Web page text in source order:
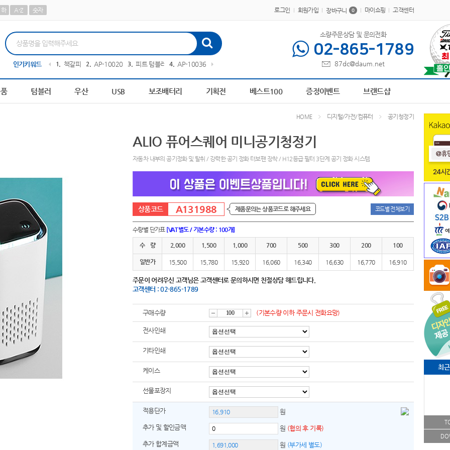
하 A-Z 숫자 로그인 회원가입 장바구니 0 마이쇼핑 고객센터
인기키워드
10 AP-100242 1 책갈피 2 AP-100209 3 피트 텀블러 4 AP-100364 5 파스텔 칫솔 8 AP-1004139 담요 AP-1002421
소량주문상담 및 문의전화
02-865-1789
87dc@daum.net
텀블러 우산 USB 보조배터리 기획전 베스트100 증정이벤트 브랜드샵
최
HOME 디지털/가전/컴퓨터 공기청정기
ALIO 퓨어스퀘어 미니공기청정기
자동차 내부의 공기정화 및 탈취 / 강력한 공기 정화 터보팬 장착 / H12등급 필터 3단계 공기 정화 시스템
A131988 제품문의는 상품코드로 해주세요 코드별 전체보기
수량별 단가표 [VAT별도 / 기본수량 : 100개]
수 량 2,000 1,500 1,000 700 500 300 200 100
일반가 15,500 15,780 15,920 16,060 16,340 16,630 16,770 16,910
주문이 어려우신 고객님은 고객센터로 문의하시면 친절상담 해드립니다.
고객센터 : 02-865-1789
구매수량
감
소
증
가
(기본수량 이하 주문시 전화요망)
전사인쇄
기타인쇄
케이스
선물포장지
적용단가 원
추가 및 할인금액 원 (협의 후 기록)
추가 합계금액 원 (부가세 별도)